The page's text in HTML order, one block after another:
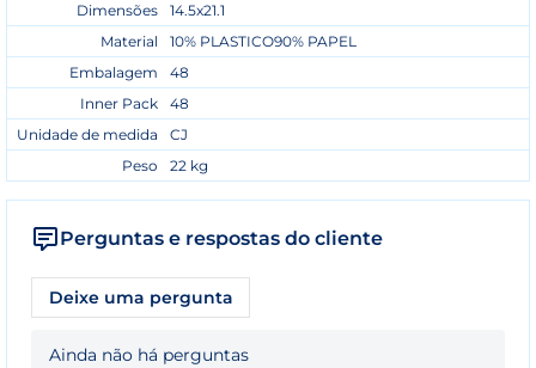
Dimensões
14.5x21.1
Material
10% PLASTICO90% PAPEL
Embalagem
48
Inner Pack
48
Unidade de medida
CJ
Peso
22 kg
Perguntas e respostas do cliente
Deixe uma pergunta
Ainda não há perguntas